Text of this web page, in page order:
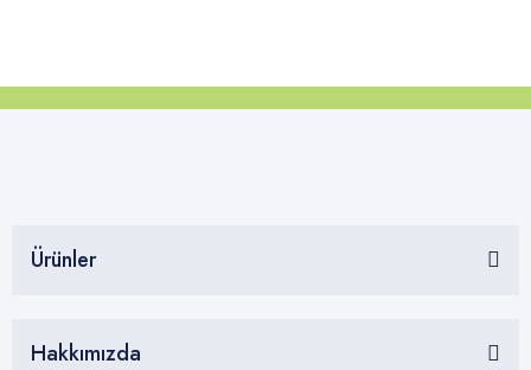
Ürünler
Hakkımızda